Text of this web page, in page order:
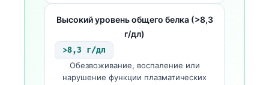
Высокий уровень общего белка (>8,3
г/дл)
>8,3 г/дл
Обезвоживание, воспаление или
нарушение функции плазматических